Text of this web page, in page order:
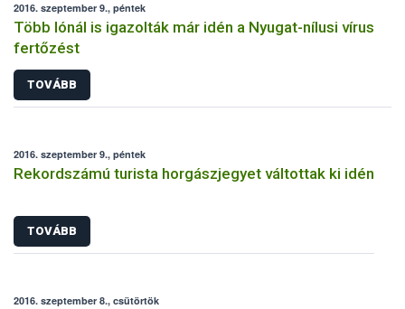
2016. szeptember 9., péntek
Több lónál is igazolták már idén a Nyugat-nílusi vírus
fertőzést
TOVÁBB
2016. szeptember 9., péntek
Rekordszámú turista horgászjegyet váltottak ki idén
TOVÁBB
2016. szeptember 8., csütörtök